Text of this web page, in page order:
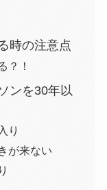
時の注意点
？！
ンを30年以
り
が来ない